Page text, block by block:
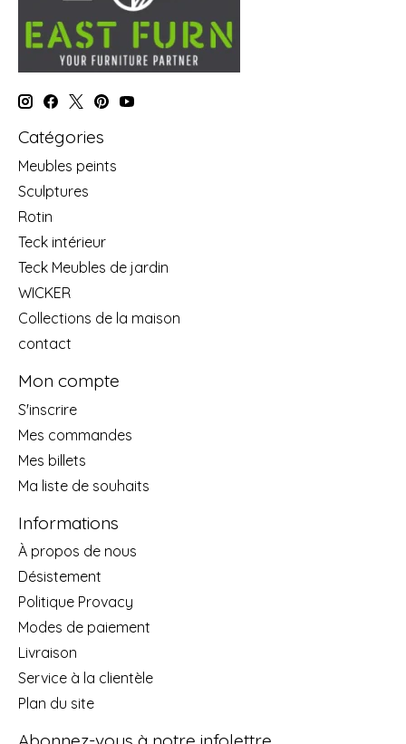
Catégories
Meubles peints
Sculptures
Rotin
Teck intérieur
Teck Meubles de jardin
WICKER
Collections de la maison
contact
Mon compte
S'inscrire
Mes commandes
Mes billets
Ma liste de souhaits
Informations
À propos de nous
Désistement
Politique Provacy
Modes de paiement
Livraison
Service à la clientèle
Plan du site